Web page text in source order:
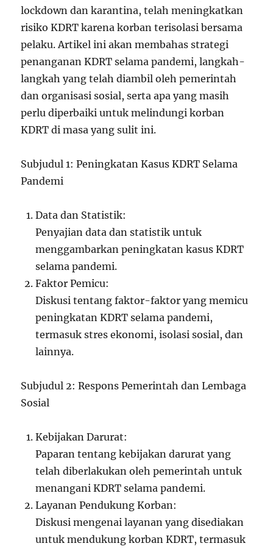
lockdown dan karantina, telah meningkatkan
risiko KDRT karena korban terisolasi bersama
pelaku. Artikel ini akan membahas strategi
penanganan KDRT selama pandemi, langkah-
langkah yang telah diambil oleh pemerintah
dan organisasi sosial, serta apa yang masih
perlu diperbaiki untuk melindungi korban
KDRT di masa yang sulit ini.
Subjudul 1: Peningkatan Kasus KDRT Selama
Pandemi
Data dan Statistik:
Penyajian data dan statistik untuk
menggambarkan peningkatan kasus KDRT
selama pandemi.
Faktor Pemicu:
Diskusi tentang faktor-faktor yang memicu
peningkatan KDRT selama pandemi,
termasuk stres ekonomi, isolasi sosial, dan
lainnya.
Subjudul 2: Respons Pemerintah dan Lembaga
Sosial
Kebijakan Darurat:
Paparan tentang kebijakan darurat yang
telah diberlakukan oleh pemerintah untuk
menangani KDRT selama pandemi.
Layanan Pendukung Korban:
Diskusi mengenai layanan yang disediakan
untuk mendukung korban KDRT, termasuk